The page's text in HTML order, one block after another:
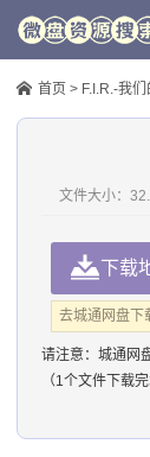
首页 > F.I.R.-我
文件大小：
下载
去城通网盘下
请注意： 城通网
（1个文件下载